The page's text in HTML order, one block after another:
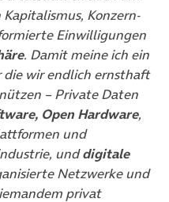
Konzern-
Einwilligungen
. Damit meine ich ein
wir endlich ernsthaft
– Private Daten
Open Hardware,
und
unddigitale
Netzwerke und
privat